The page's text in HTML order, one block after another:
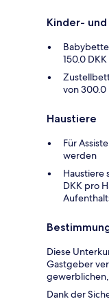
Kinder-
150.0
von
Haustiere
Für
werden
Haustiere
DKK pro
Diese
Gastgeber
Dank der